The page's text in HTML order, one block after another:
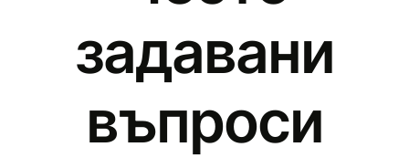
задавани
въпроси